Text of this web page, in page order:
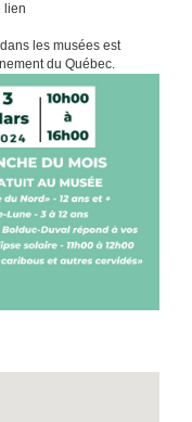
lien
les musées est
du Québec.